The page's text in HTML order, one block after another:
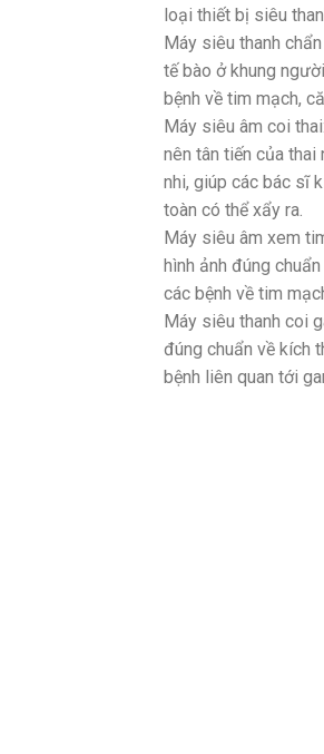
loại thiết bị siêu
Máy siêu thanh
tế bào ở khung
bệnh về tim mạch,
Máy siêu âm coi
nên tân tiến của thai
nhi, giúp các bác sĩ
toàn có thể xẩy ra.
Máy siêu âm xem
hình ảnh đúng
các bệnh về tim
Máy siêu thanh coi
đúng chuẩn về kích
bệnh liên quan tới